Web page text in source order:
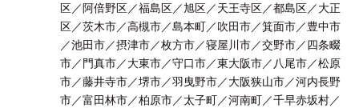
区／阿倍野区／福島区／旭区／天王寺区／都島区／大正
区／茨木市／高槻市／島本町／吹田市／箕面市／豊中市
／池田市／摂津市／枚方市／寝屋川市／交野市／四条畷
市／門真市／大東市／守口市／東大阪市／八尾市／松原
市／藤井寺市／堺市／羽曳野市／大阪狭山市／河内長野
市／富田林市／柏原市／太子町／河南町／千早赤坂村／